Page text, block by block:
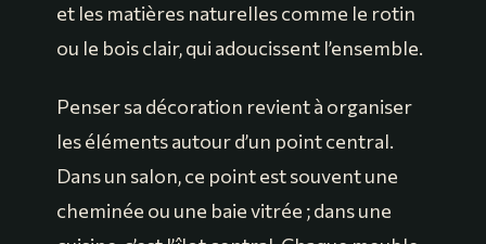
et les matières naturelles comme le rotin
ou le bois clair, qui adoucissent l’ensemble.
Penser sa décoration revient à organiser
les éléments autour d’un point central.
Dans un salon, ce point est souvent une
cheminée ou une baie vitrée ; dans une